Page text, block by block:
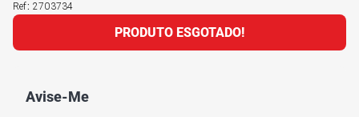
Ref: 2703734
PRODUTO ESGOTADO!
Avise-Me